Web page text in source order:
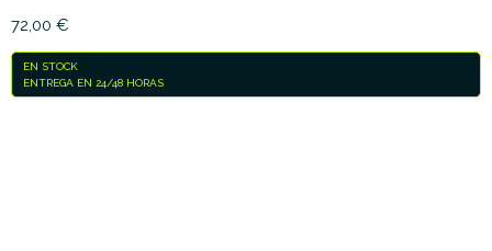
72,00 €
EN STOCK
ENTREGA EN 24/48 HORAS